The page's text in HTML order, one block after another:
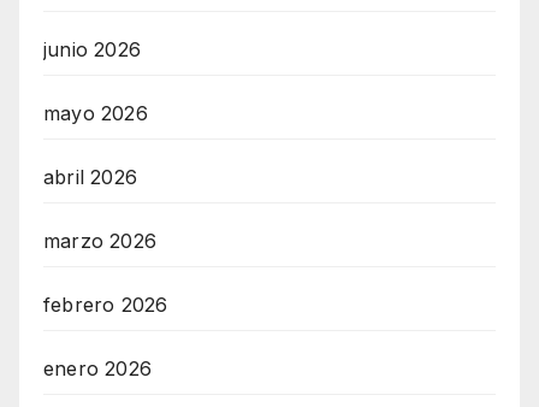
junio 2026
mayo 2026
abril 2026
marzo 2026
febrero 2026
enero 2026